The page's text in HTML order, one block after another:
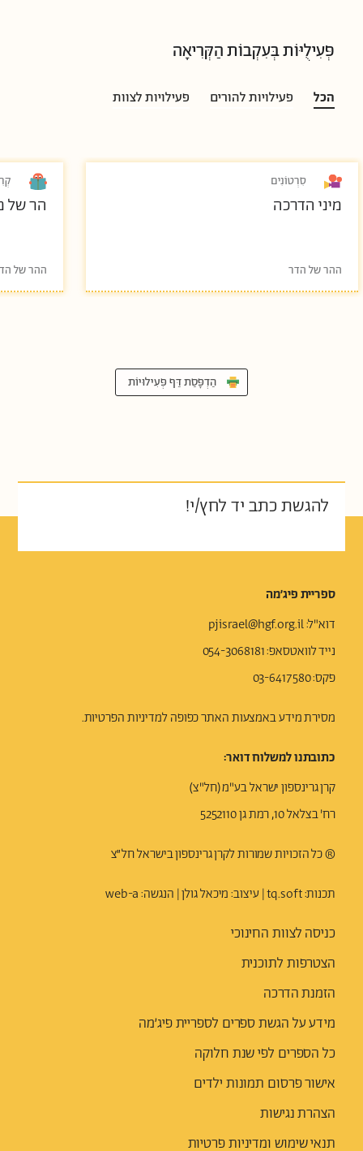
פְּעִילֻיּוֹת בְּעִקְבוֹת הַקְּרִיאָה
הכל פעילויות להורים פעילויות לצוות
סִרְטוֹנִים
מיני הדרכה
ההר של הדר
הר של
ההר של
הַדְפָּסַת דַּף פְּעִילוּיוֹת
להגשת כתב יד לחץ/י!
ספריית פיג׳מה
דוא"ל:pjisrael@hgf.org.il
נייד לוואטסאפ: 054-3068181
פקס: 03-6417580
מסירת מידע באמצעות האתר כפופה למדיניות הפרטיות.
כתובתנו למשלוח דואר:
קרן גרינספון ישראל בע"מ (חל"צ)
רח' בצלאל 10, רמת גן 5252110
® כל הזכויות שמורות לקרן גרינספון בישראל חל״צ
תכנות: tq.soft | עיצוב:מיכאל גולן| הנגשה:web-a
כניסה לצוות החינוכי
הצטרפות לתוכנית
הזמנת הדרכה
מידע על הגשת ספרים לספריית פיג׳מה
כל הספרים לפי שנת חלוקה
אישור פרסום תמונות ילדים
הצהרת נגישות
תנאי שימוש ומדיניות פרטיות